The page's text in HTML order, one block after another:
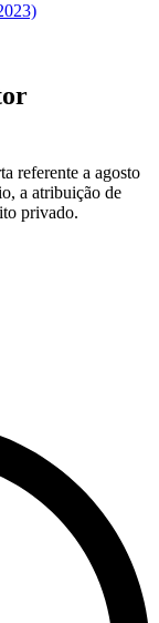
referente a agosto
a atribuição de
privado.